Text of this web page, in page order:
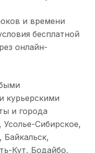
и времени
бесплатной
онлайн-
курьерскими
и города
Сибирское,
Байкальск,
Кут, Бодайбо,